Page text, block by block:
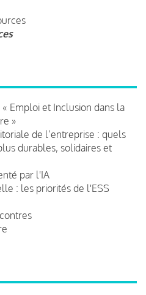
Emploi et Inclusion dans la
»
de l’entreprise : quels
durables, solidaires et
par l'IA
: les priorités de l'ESS